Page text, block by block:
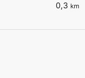
0,3 km